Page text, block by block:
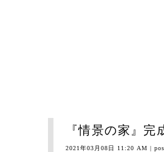
『情景の家』
2021年03月08日 11:20 AM |